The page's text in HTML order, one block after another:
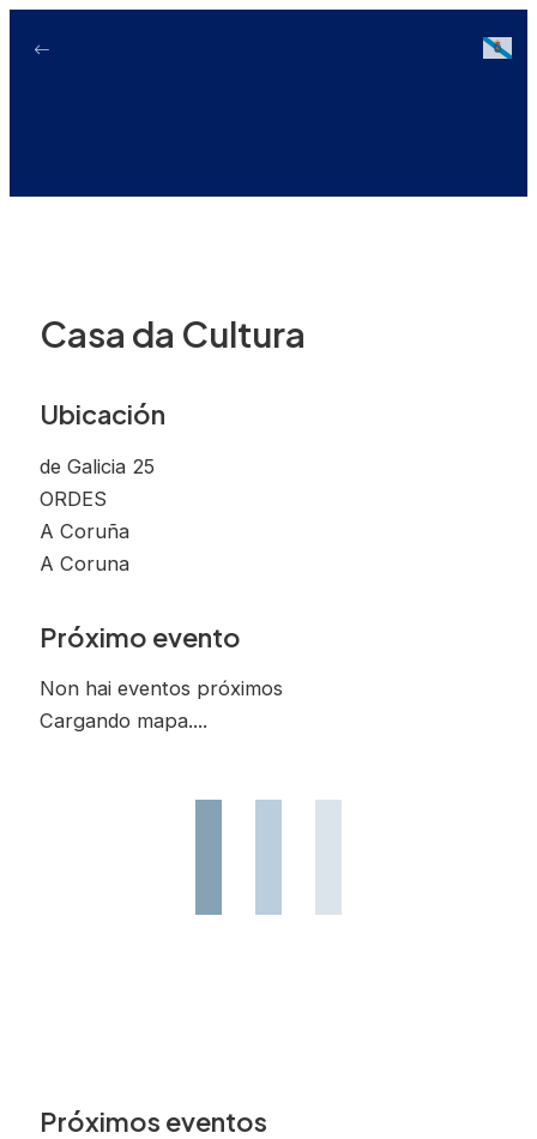
Casa da Cultura
Ubicación
de Galicia 25
ORDES
A Coruña
A Coruna
Próximo evento
Non hai eventos próximos
Cargando mapa....
Próximos eventos